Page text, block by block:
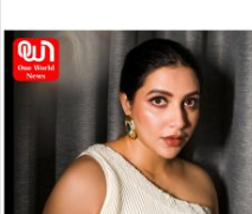
l
o
n
X
d
e